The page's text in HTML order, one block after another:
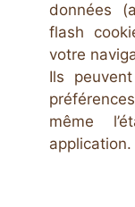
données
flash
votre
Ils
même
application.